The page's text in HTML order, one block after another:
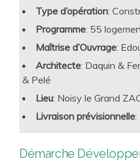
nombreuses expertises
et
origine, TERAO
innovants et pionniers de
trajectoire qui fait partie de son
systématiquement, dans le
d’œuvre
Type d’opération:
Programme: 55
Maîtrise d’Ouvrage:
Architecte: Daquin &
& Pelé
Lieu: Noisy le Grand
Livraison prévisionnelle:
Démarche